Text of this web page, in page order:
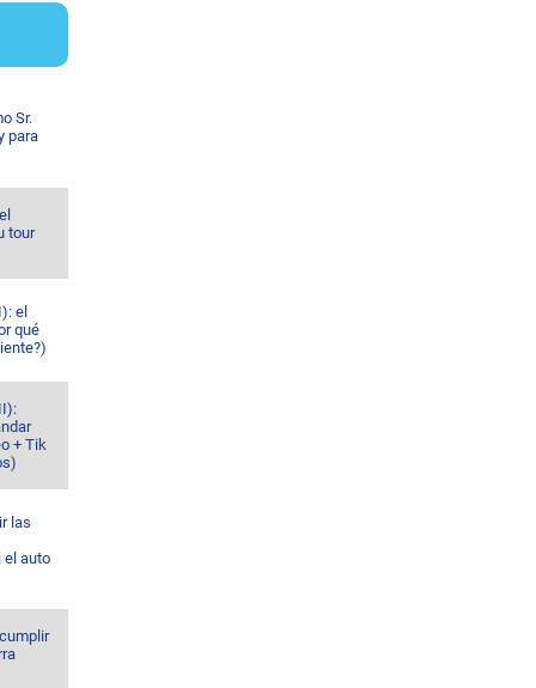
Sr.
para
tour
el
qué
+ Tik
las
el auto